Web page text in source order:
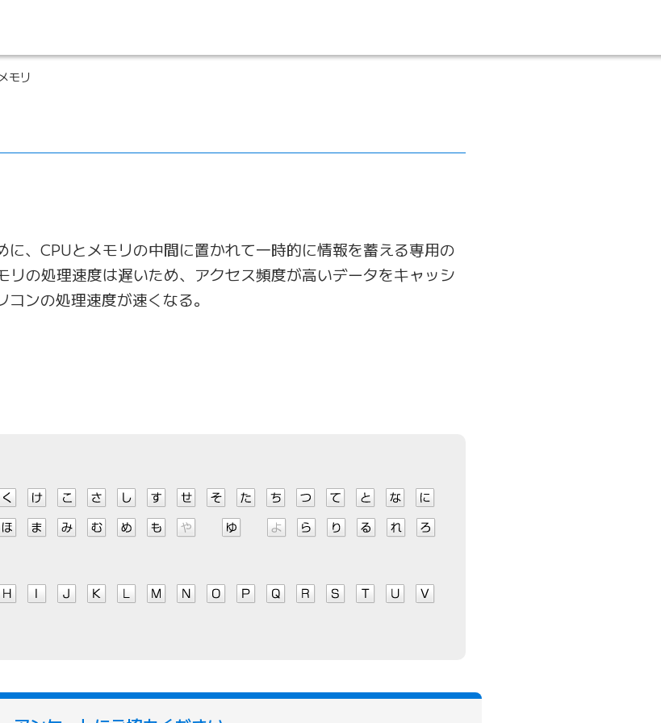
モリ
に、CPUとメモリの中間に置かれて一時的に情報を蓄える専用の
リの処理速度は遅いため、アクセス頻度が高いデータをキャッシ
ンの処理速度が速くなる。